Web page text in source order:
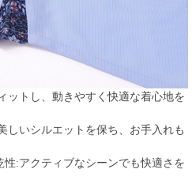
ットし、動きやすく快適な着心地を
しいシルエットを保ち、お手入れも
性:アクティブなシーンでも快適さを